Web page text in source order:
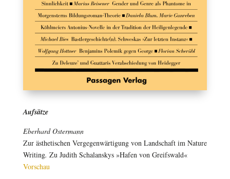
Aufsätze
Eberhard Ostermann
Zur ästhetischen Vergegenwärtigung von Landschaft im Nature
Writing. Zu Judith Schalanskys »Hafen von Greifswald«
Vorschau